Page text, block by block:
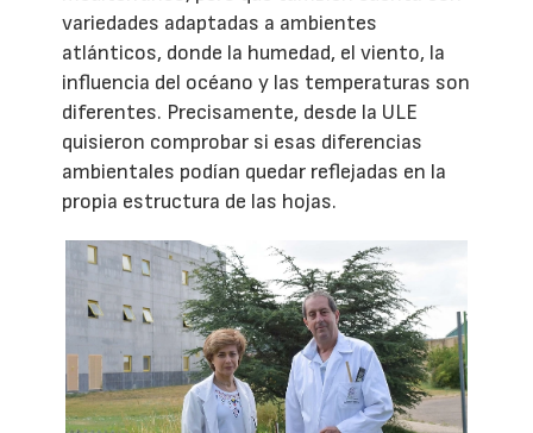
variedades adaptadas a ambientes
atlánticos, donde la humedad, el viento, la
influencia del océano y las temperaturas son
diferentes. Precisamente, desde la ULE
quisieron comprobar si esas diferencias
ambientales podían quedar reflejadas en la
propia estructura de las hojas.